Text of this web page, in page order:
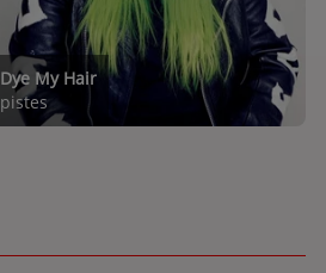
Dye My Hair
pistes